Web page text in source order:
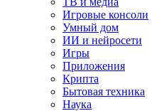
Игровые консоли
Умный дом
ИИ и нейросети
Игры
Приложения
Крипта
Бытовая техника
Наука